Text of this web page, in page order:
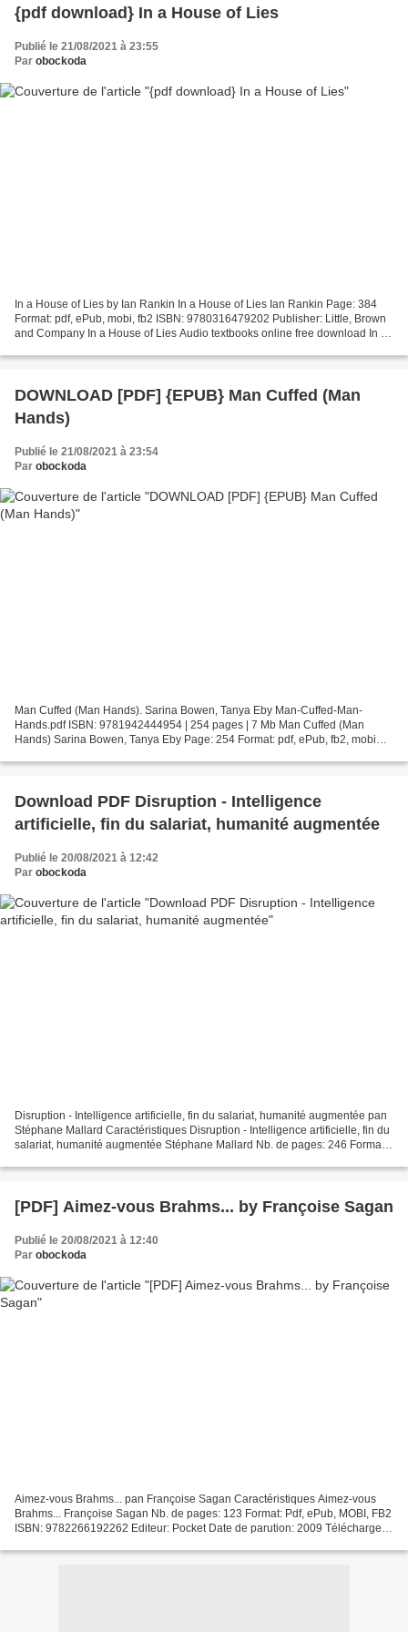
{pdf download} In a House of Lies
Publié le 21/08/2021 à 23:55
Par obockoda
In a House of Lies by Ian Rankin In a House of Lies Ian Rankin Page: 384
Format: pdf, ePub, mobi, fb2 ISBN: 9780316479202 Publisher: Little, Brown
and Company In a House of Lies Audio textbooks online free download In a
DOWNLOAD [PDF] {EPUB} Man Cuffed (Man
Hands)
Publié le 21/08/2021 à 23:54
Par obockoda
Man Cuffed (Man Hands). Sarina Bowen, Tanya Eby Man-Cuffed-Man-
Hands.pdf ISBN: 9781942444954 | 254 pages | 7 Mb Man Cuffed (Man
Hands) Sarina Bowen, Tanya Eby Page: 254 Format: pdf, ePub, fb2, mobi
Download PDF Disruption - Intelligence
artificielle, fin du salariat, humanité augmentée
Publié le 20/08/2021 à 12:42
Par obockoda
Disruption - Intelligence artificielle, fin du salariat, humanité augmentée pan
Stéphane Mallard Caractéristiques Disruption - Intelligence artificielle, fin du
salariat, humanité augmentée Stéphane Mallard Nb. de pages: 246 Format:
[PDF] Aimez-vous Brahms... by Françoise Sagan
Publié le 20/08/2021 à 12:40
Par obockoda
Aimez-vous Brahms... pan Françoise Sagan Caractéristiques Aimez-vous
Brahms... Françoise Sagan Nb. de pages: 123 Format: Pdf, ePub, MOBI, FB2
ISBN: 9782266192262 Editeur: Pocket Date de parution: 2009 Télécharger